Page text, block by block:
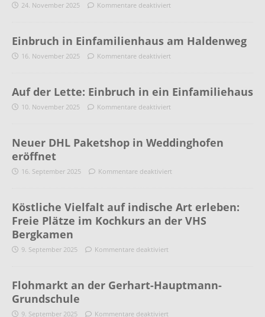
24. November 2025 Kommentare deaktiviert
Einbruch in Einfamilienhaus am Haldenweg
16. November 2025 Kommentare deaktiviert
Auf der Lette: Einbruch in ein Einfamiliehaus
10. November 2025 Kommentare deaktiviert
Neuer DHL Paketshop in Weddinghofen
eröffnet
16. September 2025 Kommentare deaktiviert
Köstliche Vielfalt auf indische Art erleben:
Freie Plätze im Kochkurs an der VHS
Bergkamen
9. September 2025 Kommentare deaktiviert
Flohmarkt an der Gerhart-Hauptmann-
Grundschule
9. September 2025 Kommentare deaktiviert